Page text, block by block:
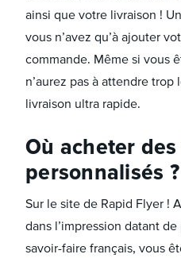
ainsi que votre livraison !
vous n’avez qu’à ajouter
commande. Même si vous
n’aurez pas à attendre
livraison ultra rapide.
Où acheter
personnalisés ?
Sur le site de Rapid Flyer !
dans l’impression datant
savoir-faire français, vous